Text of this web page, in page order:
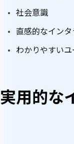
社会意識
直感的なイン
わかりやすい
実用的な